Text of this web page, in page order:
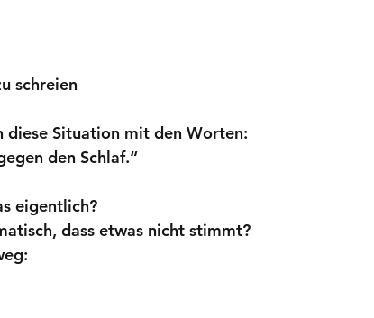
schreien
diese Situation mit den Worten:
den Schlaf.“
eigentlich?
dass etwas nicht stimmt?